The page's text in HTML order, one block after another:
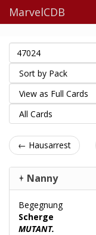
MarvelCDB
← Hausarrest
Nanny
Begegnung
Scherge
MUTANT.